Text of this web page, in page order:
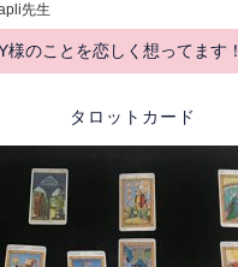
先生
様のことを恋しく想ってます！
タロットカード